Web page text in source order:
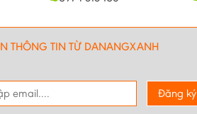
THÔNG TIN TỪ DANANGXANH
Đăng ký